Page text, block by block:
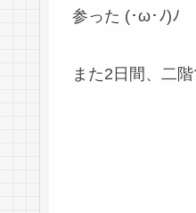
参った (･ω･ﾉ)ﾉ
また2日間、二